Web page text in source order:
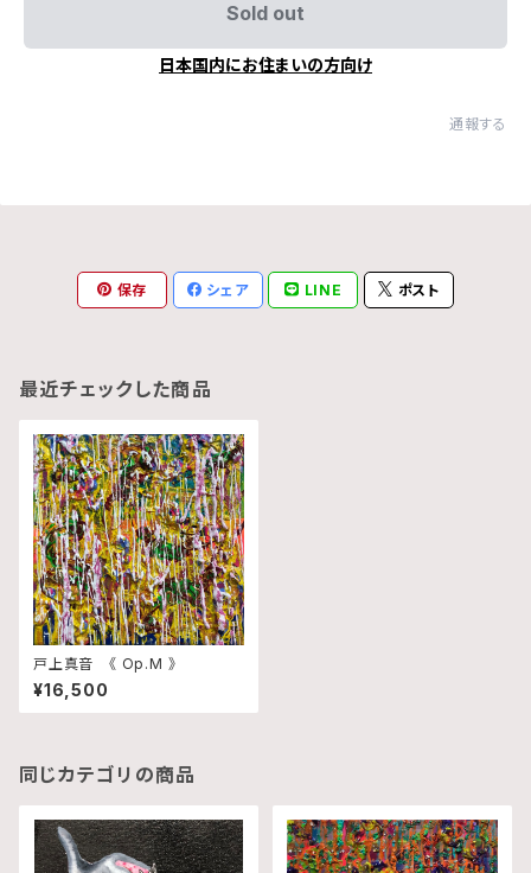
Sold out
日本国内にお住まいの方向け
通報する
保存 シェア LINE ポスト
最近チェックした商品
戸上真音 《 Op.M 》
¥16,500
同じカテゴリの商品